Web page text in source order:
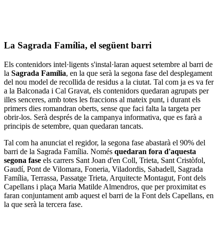
La Sagrada Família, el següent barri
Els contenidors intel·ligents s'instal·laran aquest setembre al barri de
la Sagrada Família, en la que serà la segona fase del desplegament
del nou model de recollida de residus a la ciutat. Tal com ja es va fer
a la Balconada i Cal Gravat, els contenidors quedaran agrupats per
illes senceres, amb totes les fraccions al mateix punt, i durant els
primers dies romandran oberts, sense que faci falta la targeta per
obrir-los. Serà després de la campanya informativa, que es farà a
principis de setembre, quan quedaran tancats.
Tal com ha anunciat el regidor, la segona fase abastarà el 90% del
barri de la Sagrada Família. Només quedaran fora d'aquesta
segona fase els carrers Sant Joan d'en Coll, Trieta, Sant Cristòfol,
Gaudí, Pont de Vilomara, Foneria, Viladordis, Sabadell, Sagrada
Família, Terrassa, Passatge Trieta, Arquitecte Montagut, Font dels
Capellans i plaça Maria Matilde Almendros, que per proximitat es
faran conjuntament amb aquest el barri de la Font dels Capellans, en
la que serà la tercera fase.